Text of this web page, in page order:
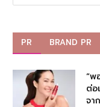
PR BRAND PR
“พ
ต่อ
จา